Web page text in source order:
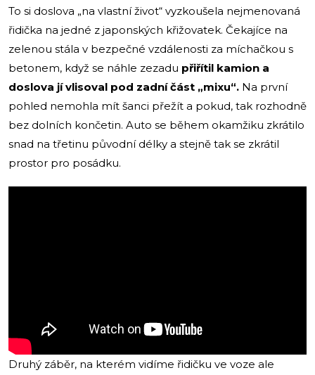
To si doslova „na vlastní život“ vyzkoušela nejmenovaná
řidička na jedné z japonských křižovatek. Čekajíce na
zelenou stála v bezpečné vzdálenosti za míchačkou s
betonem, když se náhle zezadu přiřítil kamion a
doslova jí vlisoval pod zadní část „mixu“. Na první
pohled nemohla mít šanci přežít a pokud, tak rozhodně
bez dolních končetin. Auto se během okamžiku zkrátilo
snad na třetinu původní délky a stejně tak se zkrátil
prostor pro posádku.
Druhý záběr, na kterém vidíme řidičku ve voze ale